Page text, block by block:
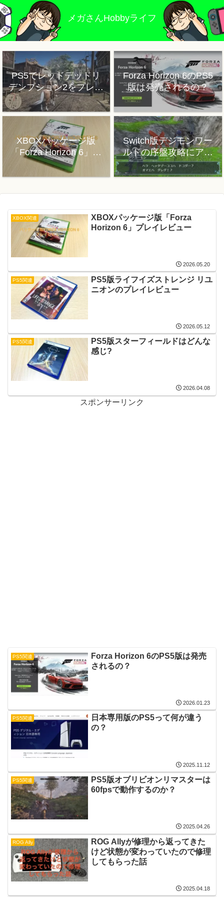
メガさんHobbyライフ
PS5でレッドデッドリ
デンプション2をプレイ
した感想
Forza Horizon 6のPS5
版は発売されるの？
XBOXパッケージ版
「Forza Horizon 6」プ
レイレビュー
Switch版デジモンワー
ルドの序盤攻略にアド
バイス
XBOX関連
XBOXパッケージ版「Forza
Horizon 6」プレイレビュー
2026.05.20
PS5関連
PS5版ライフイズストレンジ リユ
ニオンのプレイレビュー
2026.05.12
PS5関連
PS5版スターフィールドはどんな
感じ?
2026.04.08
スポンサーリンク
PS5関連
Forza Horizon 6のPS5版は発売
されるの？
2026.01.23
PS5関連
日本専用版のPS5って何が違う
の？
2025.11.12
PS5関連
PS5版オブリビオンリマスターは
60fpsで動作するのか？
2025.04.26
ROG Ally
ROG Allyが修理から返ってきた
けど状態が変わっていたので修理
してもらった話
2025.04.18